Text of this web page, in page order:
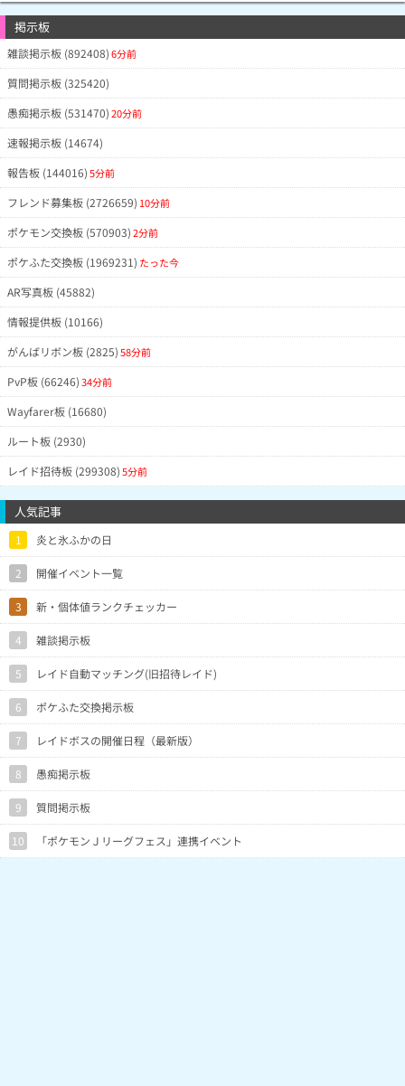
掲示板
雑談掲示板 (892408)6分前
質問掲示板 (325420)
愚痴掲示板 (531470)20分前
速報掲示板 (14674)
報告板 (144016)5分前
フレンド募集板 (2726659) 10分前
ポケモン交換板 (570903)2分前
ポケふた交換板 (1969231) たった今
AR写真板 (45882)
情報提供板 (10166)
がんばリボン板 (2825)58分前
PvP板 (66246)34分前
Wayfarer板 (16680)
ルート板 (2930)
レイド招待板 (299308)5分前
人気記事
1 炎と氷ふかの日
2 開催イベント一覧
3 新・個体値ランクチェッカー
4 雑談掲示板
5 レイド自動マッチング(旧招待レイド)
6 ポケふた交換掲示板
7 レイドボスの開催日程（最新版）
8 愚痴掲示板
9 質問掲示板
10 「ポケモンＪリーグフェス」連携イベント